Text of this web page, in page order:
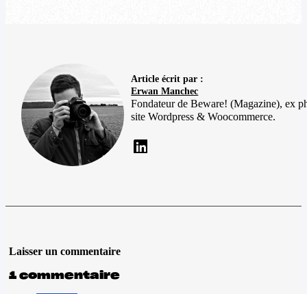
Article écrit par :
Erwan Manchec
Fondateur de Beware! (Magazine), ex
site Wordpress & Woocommerce.
Laisser un commentaire
1 commentaire